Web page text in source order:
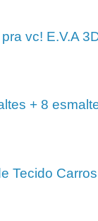
vc! E.V.A
+ 8
Tecido Carros